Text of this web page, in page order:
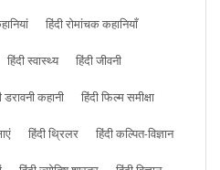
हिंदी रोमांचक कहानियाँ
हिंदी स्वास्थ्य
हिंदी जीवनी
डरावनी कहानी
हिंदी फिल्म समीक्षा
हिंदी थ्रिलर
हिंदी कल्पित-विज्ञान